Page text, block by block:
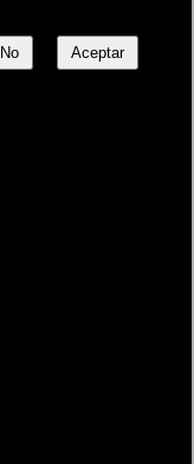
No Aceptar
al borde
Tesis
en uno
del cine
y dejando
detrás
Park
escenas